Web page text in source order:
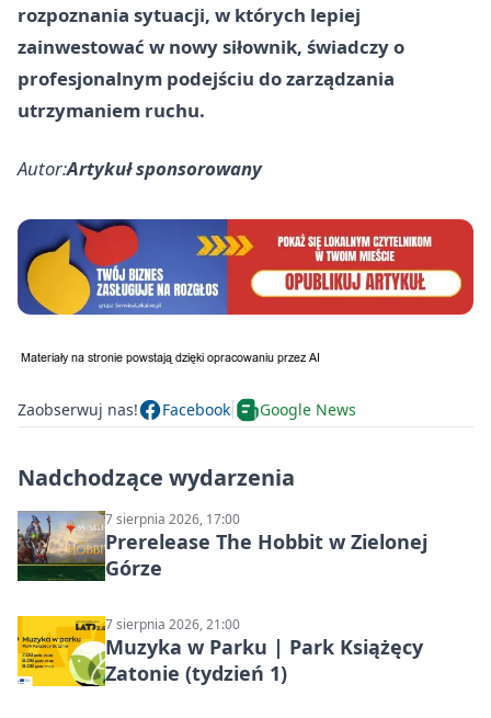
rozpoznania sytuacji, w których lepiej
zainwestować w nowy siłownik, świadczy o
profesjonalnym podejściu do zarządzania
utrzymaniem ruchu.
Autor:Artykuł sponsorowany
Zaobserwuj nas! Facebook Google News
Nadchodzące wydarzenia
7 sierpnia 2026, 17:00
Prerelease The Hobbit w Zielonej
Górze
7 sierpnia 2026, 21:00
Muzyka w Parku | Park Książęcy
Zatonie (tydzień 1)